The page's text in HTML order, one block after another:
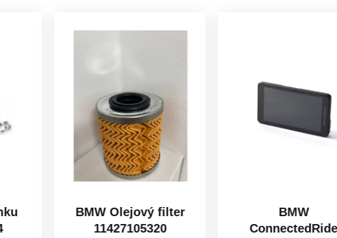
BMW Olejový filter
11427105320
ConnectedRide